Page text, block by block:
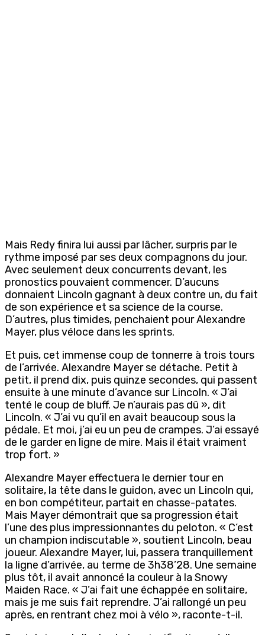
Mais Redy finira lui aussi par lâcher, surpris par le
rythme imposé par ses deux compagnons du jour.
Avec seulement deux concurrents devant, les
pronostics pouvaient commencer. D’aucuns
donnaient Lincoln gagnant à deux contre un, du fait
de son expérience et sa science de la course.
D’autres, plus timides, penchaient pour Alexandre
Mayer, plus véloce dans les sprints.
Et puis, cet immense coup de tonnerre à trois tours
de l’arrivée. Alexandre Mayer se détache. Petit à
petit, il prend dix, puis quinze secondes, qui passent
ensuite à une minute d’avance sur Lincoln. « J’ai
tenté le coup de bluff. Je n’aurais pas dû », dit
Lincoln. « J’ai vu qu’il en avait beaucoup sous la
pédale. Et moi, j’ai eu un peu de crampes. J’ai essayé
de le garder en ligne de mire. Mais il était vraiment
trop fort. »
Alexandre Mayer effectuera le dernier tour en
solitaire, la tête dans le guidon, avec un Lincoln qui,
en bon compétiteur, partait en chasse-patates.
Mais Mayer démontrait que sa progression était
l’une des plus impressionnantes du peloton. « C‘est
un champion indiscutable », soutient Lincoln, beau
joueur. Alexandre Mayer, lui, passera tranquillement
la ligne d’arrivée, au terme de 3h38’28. Une semaine
plus tôt, il avait annoncé la couleur à la Snowy
Maiden Race. « J’ai fait une échappée en solitaire,
mais je me suis fait reprendre. J’ai rallongé un peu
après, en rentrant chez moi à vélo », raconte-t-il.